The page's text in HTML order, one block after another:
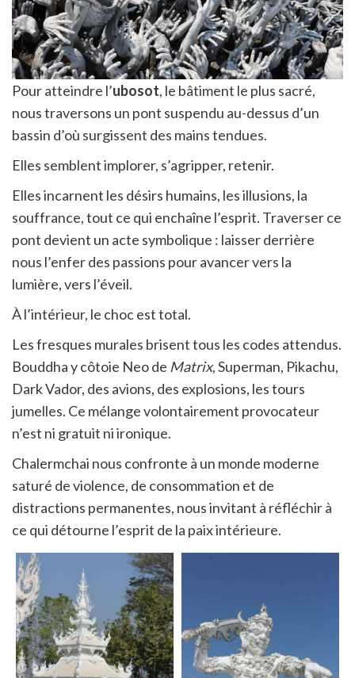
Pour atteindre l’ubosot, le bâtiment le plus sacré,
nous traversons un pont suspendu au-dessus d’un
bassin d’où surgissent des mains tendues.
Elles semblent implorer, s’agripper, retenir.
Elles incarnent les désirs humains, les illusions, la
souffrance, tout ce qui enchaîne l’esprit. Traverser ce
pont devient un acte symbolique : laisser derrière
nous l’enfer des passions pour avancer vers la
lumière, vers l’éveil.
À l’intérieur, le choc est total.
Les fresques murales brisent tous les codes attendus.
Bouddha y côtoie Neo de Matrix, Superman, Pikachu,
Dark Vador, des avions, des explosions, les tours
jumelles. Ce mélange volontairement provocateur
n’est ni gratuit ni ironique.
Chalermchai nous confronte à un monde moderne
saturé de violence, de consommation et de
distractions permanentes, nous invitant à réfléchir à
ce qui détourne l’esprit de la paix intérieure.